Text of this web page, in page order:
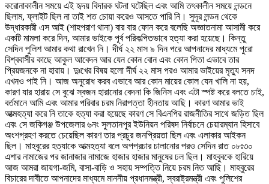
করোনাকালীন সময়ে এই হৃদয় বিদারক ঘটনা ঘটেছিল এবং আমি তৎকালীন সময়ে লন্ডনে
ছিলাম, ফ্লাইট ছিল না তাই শত চোয়া করেও আসতে পারি নি। সুদূর লন্ডন থেকে
উদ্ধারকারী এস আই (শাহপরাণ থানা) বার বার ফোন করে বলেছি অজ্ঞাতনামা আসামী করে
একটি মামলা করে দিন, আমার ভাইকে পূর্ব পরিকল্পিতভাবে হত্যা করা হয়েছে। কিন্তু
সেদিন পুলিশ আমার কথা রাখেন নি। দীর্ঘ ২২ মাস ৯ দিন পরে আপনাদের মাধ্যমে পুরো
বিশ্ববাসীর কাছে আকুল আবেদন আর যেন কোন বোন এবং কোন পিতা এভাবে তার
প্রিয়জনকে না হারায়। দুঃখের বিষয় হলো দীর্ঘ ২২ মাস পরও আমার ভাইয়ের মৃত্যু সনদ
এখনও পাই নি। আজ অনুরোধ করব এভাবে আর কোন মায়ের কোল যেন খালি না হয়,
কারণ যার হারায় সে বুঝে স্বজন হারানোর বেদনা কি জিনিস এবং এটা স্পষ্ট করে বলতে চাই,
বর্তমানে আমি এবং আমার পরিবার চরম নিরাপত্তা হীনতায় আছি। কারণ আমার ভাই
আত্মহত্যা করে নি তাকে হত্যা করা হয়েছে কারণ সে বিএনপির রাজনীতির সাথে জড়িত ছিল
এবং সে জকিগঞ্জ উপজেলার ৬নং সুলতানপুর ইউনিয়ন পরিষদ নির্বাচনে চেয়ারম্যান হিসাবে
অংশগ্রহণ করতে চেয়েছিল কারণ তার প্রচুর জনপ্রিয়তা ছিল এবং এলাকার আইকন
ছিল। মাহবুরের হত্যাকে আত্মহত্যা বলে অপপ্রচার চালানোর পরও সেদিন রাত ০৮ঃ৩০
এশার নামাজের পর জানাজার নামাজে হাজার হাজার মানুষের ঢল ছিল। মাহবুবকে হারিয়ে
আজ আমরা জায়গা-জমি, বাসা-বাড়ি ও সহায় সম্পত্তি নিয়ে চরম নিত আছি। মাহবুরের
বিচারের দাবীতে আপনাদের মাধ্যমে মাননীয় প্রধানমন্ত্রী, স্বরাষ্ট্রমন্ত্রী এবং পুলিশের